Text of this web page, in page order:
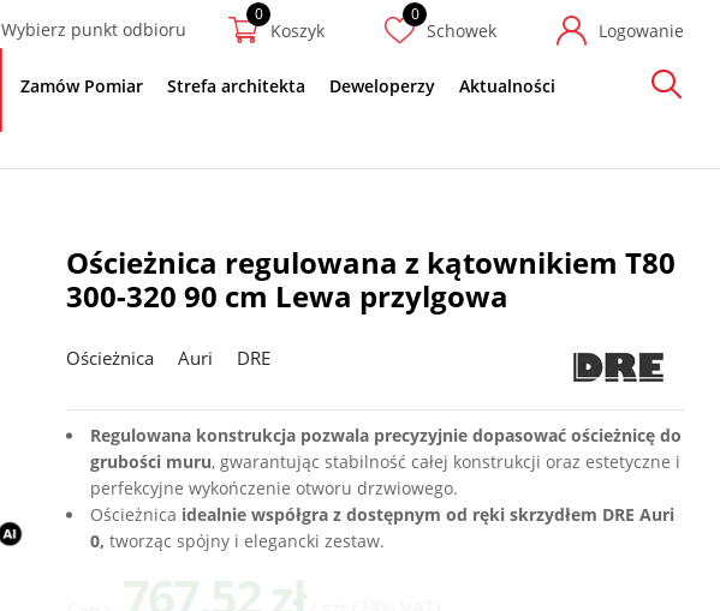
Wybierz punkt odbioru Koszyk Schowek Logowanie
Zamów Pomiar Strefa architekta Deweloperzy Aktualności
Szukaj
Ościeżnica regulowana z kątownikiem T80
300-320 90 cm Lewa przylgowa
Ościeżnica Auri DRE
Regulowana konstrukcja pozwala precyzyjnie dopasować ościeżnicę do
grubości muru, gwarantując stabilność całej konstrukcji oraz estetyczne i
perfekcyjne wykończenie otworu drzwiowego.
Ościeżnica idealnie współgra z dostępnym od ręki skrzydłem DRE Auri
0, tworząc spójny i elegancki zestaw.